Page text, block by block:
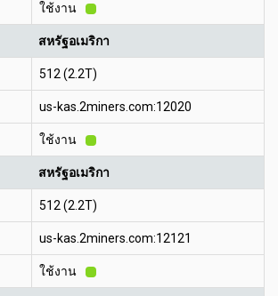
ใช้งาน
สหรัฐอเมริกา
512 (2.2T)
us-kas.2miners.com:12020
ใช้งาน
สหรัฐอเมริกา
512 (2.2T)
us-kas.2miners.com:12121
ใช้งาน